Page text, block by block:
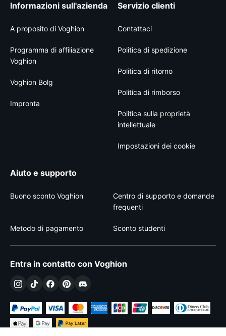
Informazioni sull'azienda
A proposito di Voghion
Programma di affiliazione
Voghion
Voghion Bolg
Impronta
Servizio clienti
Contattaci
Politica di spedizione
Politica di ritorno
Politica di rimborso
Politica sulla proprietà
intellettuale
Impostazioni dei cookie
Aiuto e supporto
Buono sconto Voghion
Centro di supporto e domande
frequenti
Metodo di pagamento Sconto studenti
Entra in contatto con Voghion